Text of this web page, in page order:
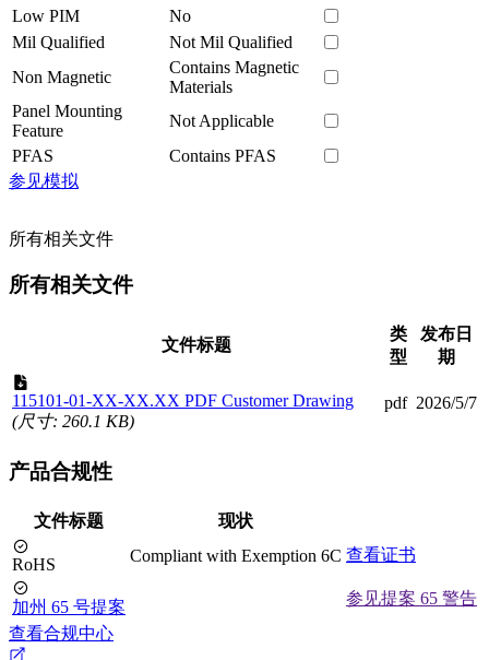
Low PIM
No
Mil Qualified
Not Mil Qualified
Non Magnetic
Contains Magnetic
Materials
Panel Mounting
Feature
Not Applicable
PFAS
Contains PFAS
参见模拟
所有相关文件
所有相关文件
文件标题
类
型
发布日
期
115101-01-XX-XX.XX PDF Customer Drawing
(尺寸: 260.1 KB)
pdf 2026/5/7
产品合规性
文件标题 现状
RoHS Compliant with Exemption 6C 查看证书
加州 65 号提案
参见提案 65 警告
查看合规中心